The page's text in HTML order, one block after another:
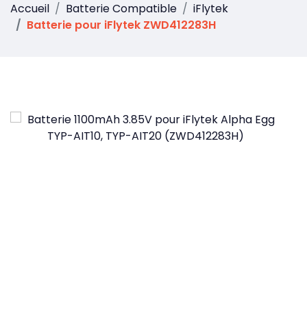
Accueil Batterie Compatible
iFlytek
Batterie pour iFlytek ZWD412283H